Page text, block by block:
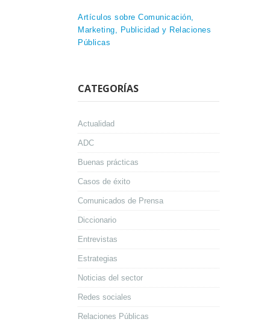
Artículos sobre Comunicación,
Marketing, Publicidad y Relaciones
Públicas
CATEGORÍAS
Actualidad
ADC
Buenas prácticas
Casos de éxito
Comunicados de Prensa
Diccionario
Entrevistas
Estrategias
Noticias del sector
Redes sociales
Relaciones Públicas